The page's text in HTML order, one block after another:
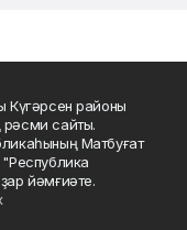
Күгәрсен районы
сайты.
Матбуғат
йәмғиәте.